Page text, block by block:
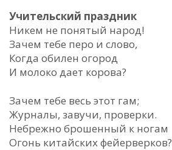
Учительский праздник
Никем не понятый народ!
Зачем тебе перо и слово,
Когда обилен огород
И молоко дает корова?
Зачем тебе весь этот гам;
Журналы, завучи, проверки.
Небрежно брошенный к ногам
Огонь китайских фейерверков?